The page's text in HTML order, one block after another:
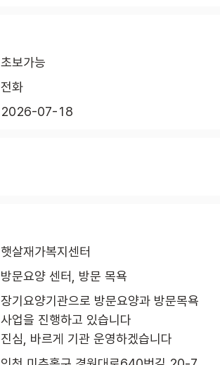
초보가능
전화
2026-07-18
햇살재가복지센터
방문요양 센터, 방문 목욕
장기요양기관으로 방문요양과 방문목욕
사업을 진행하고 있습니다
진심, 바르게 기관 운영하겠습니다